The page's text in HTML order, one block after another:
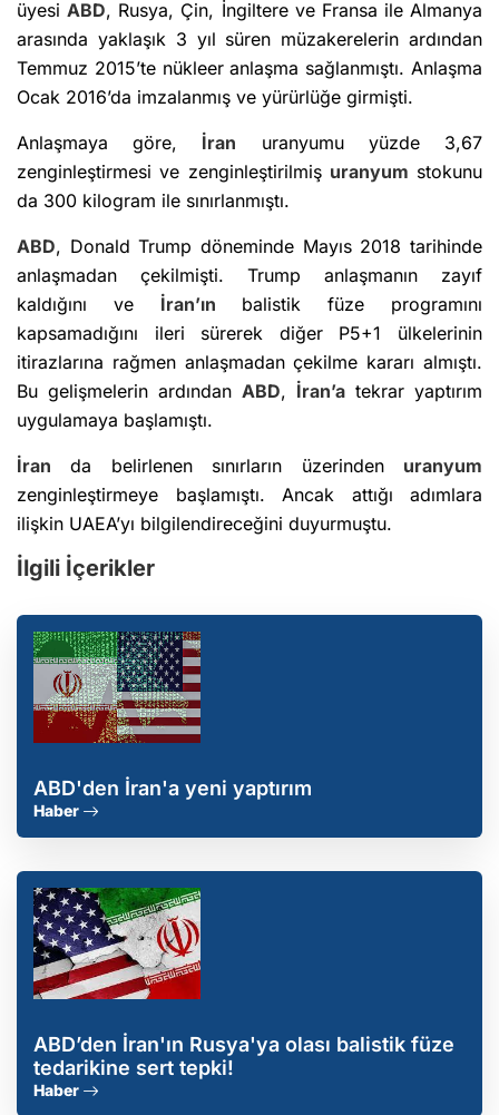
üyesiABD, Rusya, Çin, İngiltere ve Fransa ile Almanya
arasında yaklaşık 3 yıl süren müzakerelerin ardından
Temmuz 2015’te nükleer anlaşma sağlanmıştı. Anlaşma
Ocak 2016’da imzalanmış ve yürürlüğe girmişti.
Anlaşmaya göre, İran uranyumu yüzde 3,67
zenginleştirmesi ve zenginleştirilmiş uranyum stokunu
da 300 kilogram ile sınırlanmıştı.
ABD, Donald Trump döneminde Mayıs 2018 tarihinde
anlaşmadan çekilmişti. Trump anlaşmanın zayıf
kaldığını ve İran’ın balistik füze programını
kapsamadığını ileri sürerek diğer P5+1 ülkelerinin
itirazlarına rağmen anlaşmadan çekilme kararı almıştı.
Bu gelişmelerin ardından ABD, İran’a tekrar yaptırım
uygulamaya başlamıştı.
İran da belirlenen sınırların üzerinden uranyum
zenginleştirmeye başlamıştı. Ancak attığı adımlara
ilişkin UAEA’yı bilgilendireceğini duyurmuştu.
İlgili İçerikler
ABD'den İran'a yeni yaptırım
Haber
ABD’den İran'ın Rusya'ya olası balistik füze
tedarikine sert tepki!
Haber